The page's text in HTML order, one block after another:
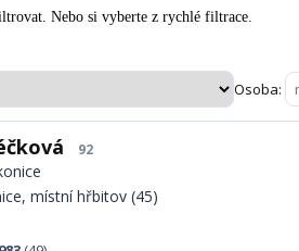
Nebo si vyberte z rychlé filtrace.
Osoba:
92
místní hřbitov (45)